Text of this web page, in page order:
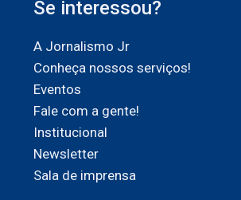
Se interessou?
A Jornalismo Jr
Conheça nossos serviços!
Eventos
Fale com a gente!
Institucional
Newsletter
Sala de imprensa